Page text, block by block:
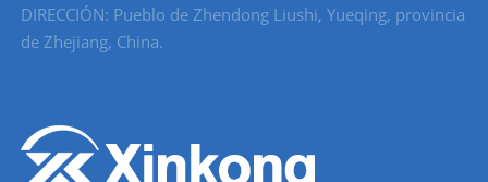
DIRECCIÓN: Pueblo de Zhendong Liushi, Yueqing, provincia
de Zhejiang, China.